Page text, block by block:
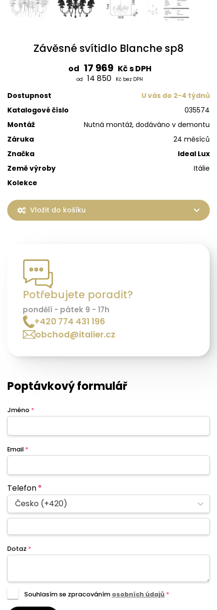
Závěsné svítidlo Blanche sp8
od 17 969 Kč s DPH
od 14 850 Kč bez DPH
Dostupnost
U vás do 2-4 týdnů
Katalogové číslo
035574
Montáž
Nutná montáž, dodáváno v demontu
Záruka
24 měsíců
Značka
Ideal Lux
Země výroby
Itálie
Kolekce
Vložit do košíku
Potřebujete poradit?
pondělí - pátek 9 - 17h
+420 774 431 196
obchod@italier.cz
Poptávkový formulář
Jméno *
Email *
Telefon*
Česko (+420)
Dotaz *
Souhlasím se zpracováním osobních údajů *